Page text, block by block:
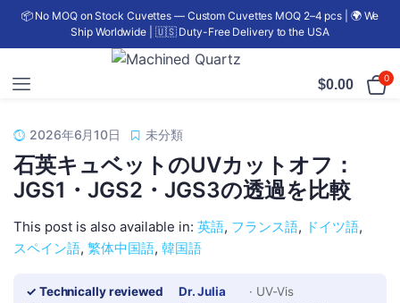
📦 No MOQ on Stock Cuvettes — Custom Cuvettes MOQ 2–4 pcs | 🌍 We
Ship Worldwide | 🇺🇸 Duty-Free Delivery to the USA
$0.00 0
2026年6月10日 未分類
石英キュベットのUVカットオフ：
JGS1・JGS2・JGS3の透過を比較
This post is also available in: 英語 フランス語
ドイツ語
スペイン語 繁体中国語 韓国語
✓ Technically reviewed
Dr. Julia
· UV-Vis